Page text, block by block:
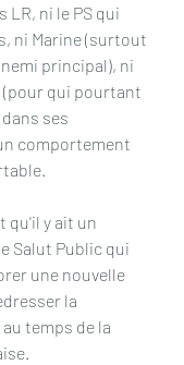
LR, ni le PS qui
ni Marine (surtout
principal), ni
(pour qui pourtant
ses
comportement
qu'il y ait un
Salut Public qui
une nouvelle
la
temps de la